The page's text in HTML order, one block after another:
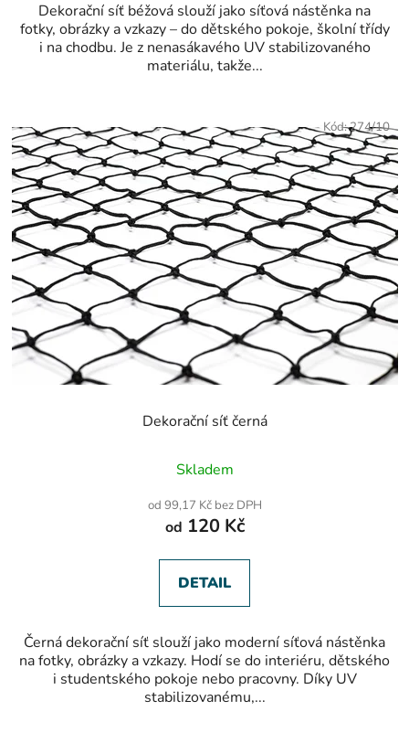
Dekorační síť béžová slouží jako síťová nástěnka na
fotky, obrázky a vzkazy – do dětského pokoje, školní třídy
i na chodbu. Je z nenasákavého UV stabilizovaného
materiálu, takže...
Dekorační síť černá
hodnocení
je
5,0
5
hvězdiček.
Skladem
od 99,17 Kč bez DPH
od 120 Kč
DETAIL
Černá dekorační síť slouží jako moderní síťová nástěnka
na fotky, obrázky a vzkazy. Hodí se do interiéru, dětského
i studentského pokoje nebo pracovny. Díky UV
stabilizovanému,...
Kód:274/10